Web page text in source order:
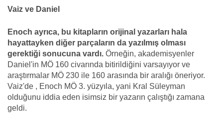
Vaiz ve Daniel
Enoch ayrıca, bu kitapların orijinal yazarları hala
hayattayken diğer parçaların da yazılmış olması
gerektiği sonucuna vardı. Örneğin, akademisyenler
Daniel'in MÖ 160 civarında bitirildiğini varsayıyor ve
araştırmalar MÖ 230 ile 160 arasında bir aralığı öneriyor.
Vaiz'de , Enoch MÖ 3. yüzyıla, yani Kral Süleyman
olduğunu iddia eden isimsiz bir yazarın çalıştığı zamana
geldi.